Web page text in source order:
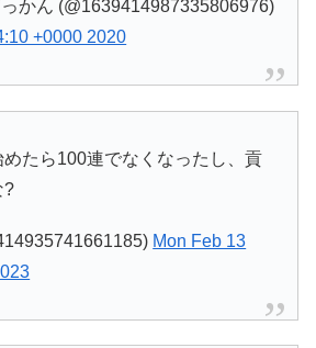
かん (@1639414987335806976)
+0000 2020
たら100連でなくなったし、貢
?
Mon Feb 13